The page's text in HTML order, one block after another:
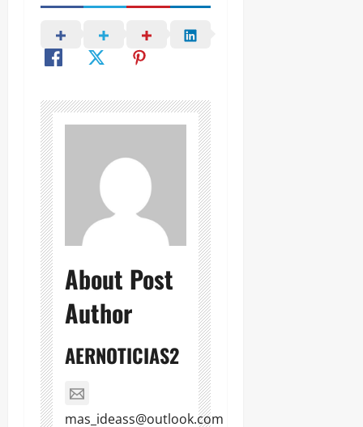
About Post
Author
AERNOTICIAS2
mas_ideass@outlook.com